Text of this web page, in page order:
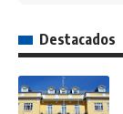
Destacados